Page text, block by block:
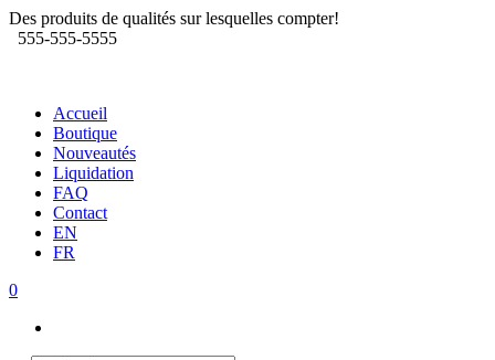
Des produits de qualités sur lesquelles compter!
555-555-5555
Accueil
Boutique
Nouveautés
Liquidation
FAQ
Contact
EN
FR
0